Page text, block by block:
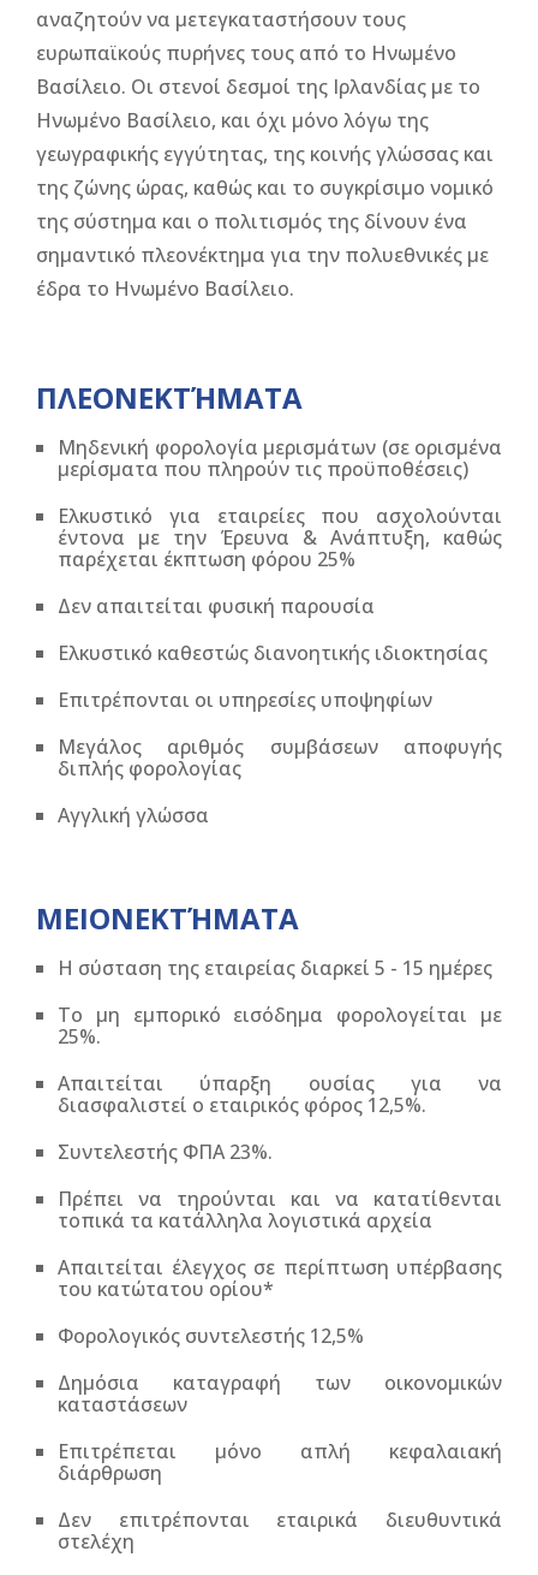
αναζητούν να μετεγκαταστήσουν τους
ευρωπαϊκούς πυρήνες τους από το Ηνωμένο
Βασίλειο. Οι στενοί δεσμοί της Ιρλανδίας με το
Ηνωμένο Βασίλειο, και όχι μόνο λόγω της
γεωγραφικής εγγύτητας, της κοινής γλώσσας και
της ζώνης ώρας, καθώς και το συγκρίσιμο νομικό
της σύστημα και ο πολιτισμός της δίνουν ένα
σημαντικό πλεονέκτημα για την πολυεθνικές με
έδρα το Ηνωμένο Βασίλειο.
ΠΛΕΟΝΕΚΤΉΜΑΤΑ
Μηδενική φορολογία μερισμάτων (σε ορισμένα
μερίσματα που πληρούν τις προϋποθέσεις)
Ελκυστικό για εταιρείες που ασχολούνται
έντονα με την Έρευνα & Ανάπτυξη, καθώς
παρέχεται έκπτωση φόρου 25%
Δεν απαιτείται φυσική παρουσία
Ελκυστικό καθεστώς διανοητικής ιδιοκτησίας
Επιτρέπονται οι υπηρεσίες υποψηφίων
Μεγάλος αριθμός συμβάσεων αποφυγής
διπλής φορολογίας
Αγγλική γλώσσα
ΜΕΙΟΝΕΚΤΉΜΑΤΑ
Η σύσταση της εταιρείας διαρκεί 5 - 15 ημέρες
Το μη εμπορικό εισόδημα φορολογείται με
25%.
Απαιτείται ύπαρξη ουσίας για να
διασφαλιστεί ο εταιρικός φόρος 12,5%.
Συντελεστής ΦΠΑ 23%.
Πρέπει να τηρούνται και να κατατίθενται
τοπικά τα κατάλληλα λογιστικά αρχεία
Απαιτείται έλεγχος σε περίπτωση υπέρβασης
του κατώτατου ορίου*
Φορολογικός συντελεστής 12,5%
Δημόσια καταγραφή των οικονομικών
καταστάσεων
Επιτρέπεται μόνο απλή κεφαλαιακή
διάρθρωση
Δεν επιτρέπονται εταιρικά διευθυντικά
στελέχη